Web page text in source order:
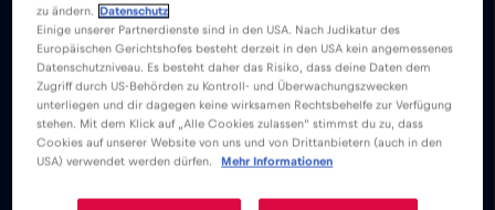
基本料金は一切かからない。eSIMカー
ドをアクティベートすれば、基本料金や
ローミング料金なしで世界中に接続でき
る。
Eメール、チャット、ビデオ会議の設
zu ändern.
Datenschutz
Einige unserer Partnerdienste sind in den USA. Nach Judikatur des
Europäischen Gerichtshofes besteht derzeit in den USA kein angemessenes
Datenschutzniveau. Es besteht daher das Risiko, dass deine Daten dem
Zugriff durch US-Behörden zu Kontroll- und Überwachungszwecken
unterliegen und dir dagegen keine wirksamen Rechtsbehelfe zur Verfügung
stehen. Mit dem Klick auf „Alle Cookies zulassen“ stimmst du zu, dass
Cookies auf unserer Website von uns und von Drittanbietern (auch in den
USA) verwendet werden dürfen.
Mehr Informationen